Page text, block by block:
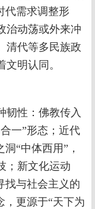
代需求调整形
治动荡或外来冲
代等多民族政
明认同。
韧性：佛教传入
一”形态；近代
“中体西用”，
；新文化运动
找与社会主义的
，更源于“天下为